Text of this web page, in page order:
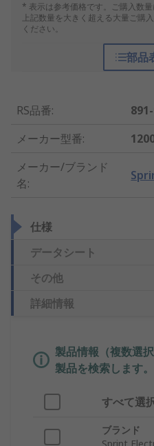
* 表示は参考価格です。ご購入数
上記数量を大きく超える大量ご購
ください。
部品
RS品番:
メーカー型番:
メーカー/ブランド
名:
仕様
データシート
その他
詳細情報
製品情報（複数選
製品を検索します。
すべて選
ブランド